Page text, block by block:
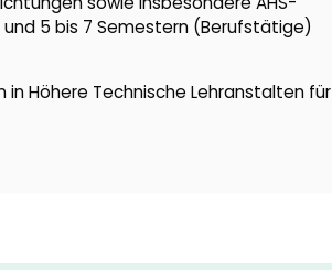
5 bis 7 Semestern (Berufstätige)
Höhere Technische Lehranstalten für